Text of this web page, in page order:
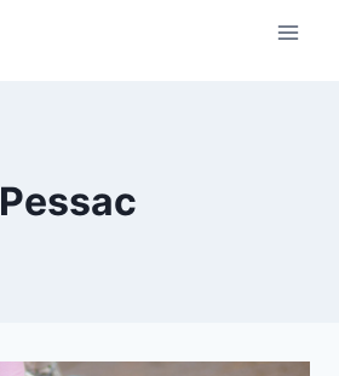
Pessac